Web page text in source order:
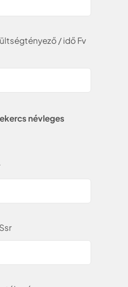
/ idő Fv
névleges